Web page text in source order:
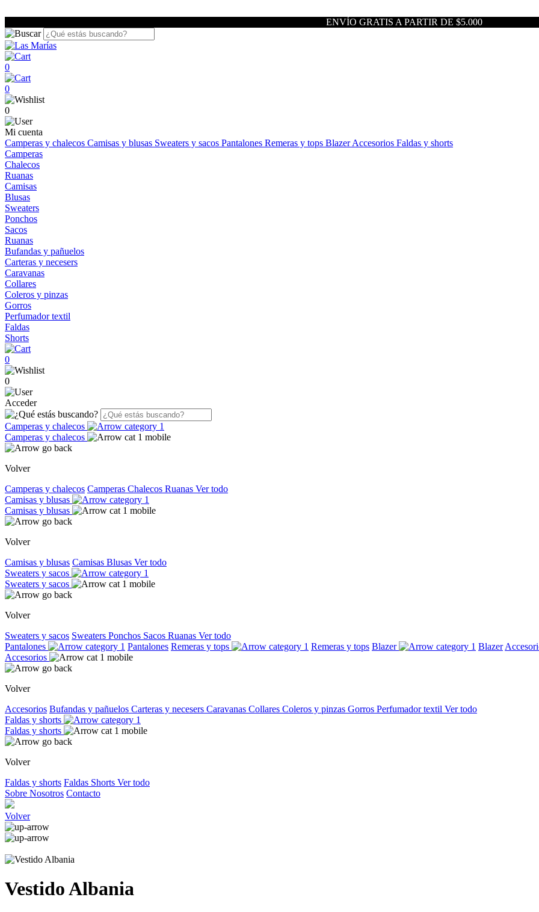
ENVÍO GRATIS A PARTIR DE $5.000
0
0
0
Mi cuenta
Camperas y chalecos Camisas y blusas Sweaters y sacos Pantalones Remeras y tops BlazerAccesorios Faldas y shorts
Camperas
Chalecos
Ruanas
Camisas
Blusas
Sweaters
Ponchos
Sacos
Ruanas
Bufandas y pañuelos
Carteras y necesers
Caravanas
Collares
Coleros y pinzas
Gorros
Perfumador textil
Faldas
Shorts
0
0
Acceder
Camperas y chalecos
Camperas y chalecos
Volver
Camperas y chalecos Camperas Chalecos Ruanas Ver todo
Camisas y blusas
Camisas y blusas
Volver
Camisas y blusas Camisas Blusas Ver todo
Sweaters y sacos
Sweaters y sacos
Volver
Sweaters y sacos Sweaters Ponchos Sacos Ruanas Ver todo
Pantalones
Pantalones Remeras y tops Remeras y tops Blazer Blazer
Accesorios
Volver
Accesorios Bufandas y pañuelos Carteras y necesers Caravanas Collares Coleros y pinzas Gorros Perfumador textil Ver todo
Faldas y shorts
Faldas y shorts
Volver
Faldas y shorts Faldas Shorts Ver todo
Sobre Nosotros Contacto
Volver
Vestido Albania